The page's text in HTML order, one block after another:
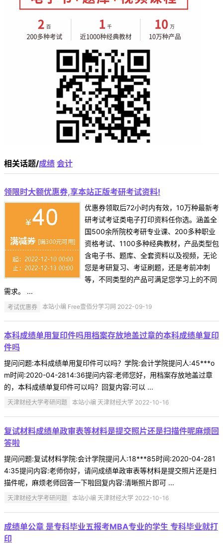
相关话题/成绩 会计
领限时大额优惠券,享本站正版考研考试资料!
优惠券领取后72小时内有效，10万种最新考
研考试考证类电子打印资料任你选。涵盖全
国500余所院校考研专业课、200多种职业
资格考试、1100多种经典教材，产品类型包
含电子书、题库、全套资料以及视频，无论
您是考研复习、考证刷题，还是考前冲刺
等，不同类型的产品可满足您学习上的不同
需求。 ...
考试优惠券 本站小编 Free壹佰分学习网 2022-09-19
本科成绩单用复印件吗用档案存放地盖过章的本科成绩单复印
件吗
提问问题:本科成绩单用复印件可以吗？学院:会计学院提问人:45***o
m时间:2020-04-2814:36提问内容:老师您好，用档案存放地盖过章
的，本科成绩单复印件可以吗？回复内容:可以 ...
天津财经大学考研问题 本站小编 天津财经大学 2022-10-16
复试材料成绩单政审表等材料是提交照片还是扫描件呢麻烦回
答啦
提问问题:复试材料学院:会计学院提问人:18***85时间:2020-04-281
4:35提问内容:老师你好，请问成绩单政审表等材料是提交照片还是扫
描件呢，麻烦老师回答一下啦回复内容:清晰照片即可 ...
天津财经大学考研问题 本站小编 天津财经大学 2022-10-16
成绩单公章 是专科毕业五报考MBA专业的学生 专科毕业就打
印